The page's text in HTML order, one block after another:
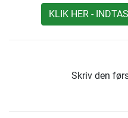
KLIK HER -
Skriv den